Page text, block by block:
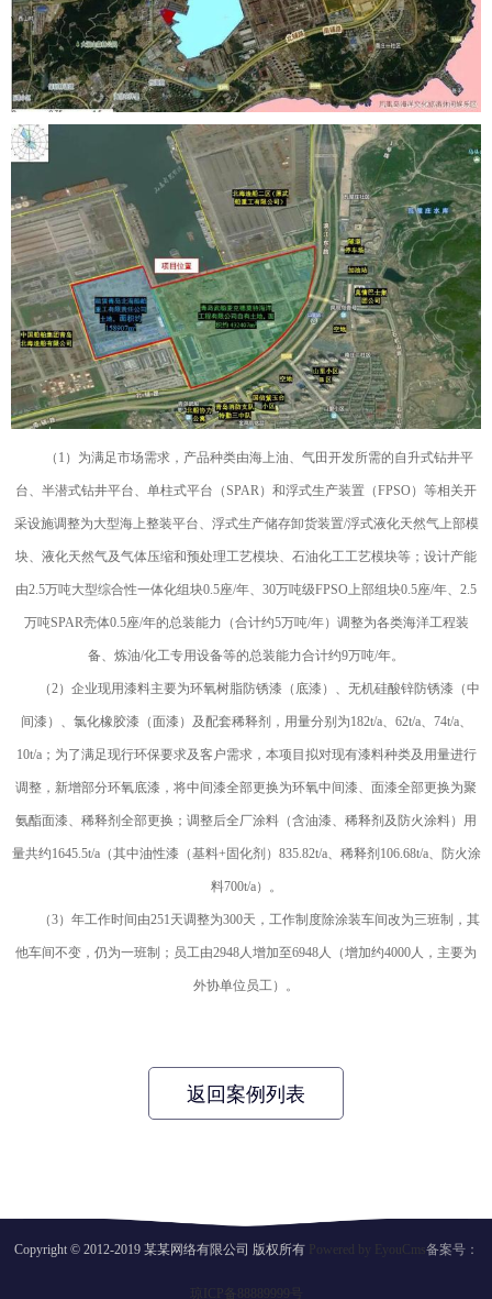
（1）为满足市场需求，产品种类由海上油、气田开发所需的自升式钻井平
台、半潜式钻井平台、单柱式平台（SPAR）和浮式生产装置（FPSO）等相关开
采设施调整为大型海上整装平台、浮式生产储存卸货装置/浮式液化天然气上部模
块、液化天然气及气体压缩和预处理工艺模块、石油化工工艺模块等；设计产能
由2.5万吨大型综合性一体化组块0.5座/年、30万吨级FPSO上部组块0.5座/年、2.5
万吨SPAR壳体0.5座/年的总装能力（合计约5万吨/年）调整为各类海洋工程装
备、炼油/化工专用设备等的总装能力合计约9万吨/年。
（2）企业现用漆料主要为环氧树脂防锈漆（底漆）、无机硅酸锌防锈漆（中
间漆）、氯化橡胶漆（面漆）及配套稀释剂，用量分别为182t/a、62t/a、74t/a、
10t/a；为了满足现行环保要求及客户需求，本项目拟对现有漆料种类及用量进行
调整，新增部分环氧底漆，将中间漆全部更换为环氧中间漆、面漆全部更换为聚
氨酯面漆、稀释剂全部更换；调整后全厂涂料（含油漆、稀释剂及防火涂料）用
量共约1645.5t/a（其中油性漆（基料+固化剂）835.82t/a、稀释剂106.68t/a、防火涂
料700t/a）。
（3）年工作时间由251天调整为300天，工作制度除涂装车间改为三班制，其
他车间不变，仍为一班制；员工由2948人增加至6948人（增加约4000人，主要为
外协单位员工）。
返回案例列表
Copyright © 2012-2019 某某网络有限公司 版权所有Powered by EyouCms备案号：
琼ICP备88889999号